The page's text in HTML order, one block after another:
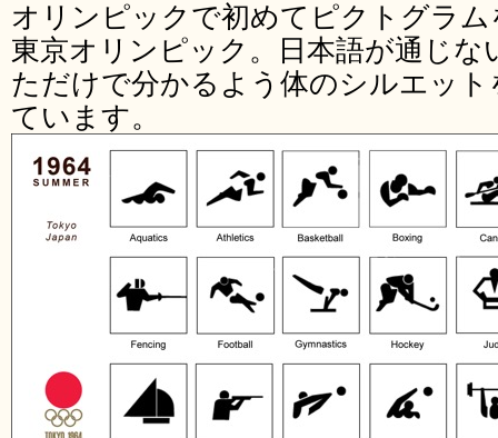
オリンピックで初めてピクトグラ
東京オリンピック。日本語が通じな
ただけで分かるよう体のシルエッ
ています。